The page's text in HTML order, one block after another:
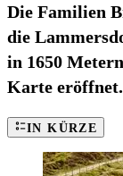
Die Familien
die
in 1650
Karte eröffnet.
IN KÜRZE